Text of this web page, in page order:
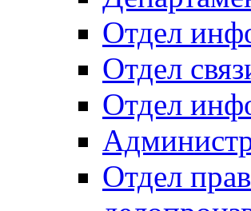
Отдел
Отдел
Отдел
Отдел